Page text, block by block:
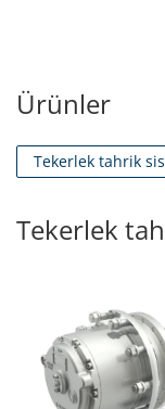
Ürünler
Tekerlek tahrik
Tekerlek